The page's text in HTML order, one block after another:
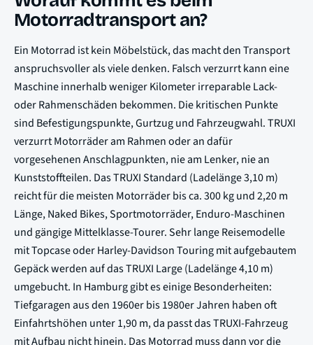
Motorradtransport an?
Ein Motorrad ist kein Möbelstück, das macht den Transport
anspruchsvoller als viele denken. Falsch verzurrt kann eine
Maschine innerhalb weniger Kilometer irreparable Lack-
oder Rahmenschäden bekommen. Die kritischen Punkte
sind Befestigungspunkte, Gurtzug und Fahrzeugwahl. TRUXI
verzurrt Motorräder am Rahmen oder an dafür
vorgesehenen Anschlagpunkten, nie am Lenker, nie an
Kunststoffteilen. Das TRUXI Standard (Ladelänge 3,10 m)
reicht für die meisten Motorräder bis ca. 300 kg und 2,20 m
Länge, Naked Bikes, Sportmotorräder, Enduro-Maschinen
und gängige Mittelklasse-Tourer. Sehr lange Reisemodelle
mit Topcase oder Harley-Davidson Touring mit aufgebautem
Gepäck werden auf das TRUXI Large (Ladelänge 4,10 m)
umgebucht. In Hamburg gibt es einige Besonderheiten:
Tiefgaragen aus den 1960er bis 1980er Jahren haben oft
Einfahrtshöhen unter 1,90 m, da passt das TRUXI-Fahrzeug
mit Aufbau nicht hinein. Das Motorrad muss dann vor die